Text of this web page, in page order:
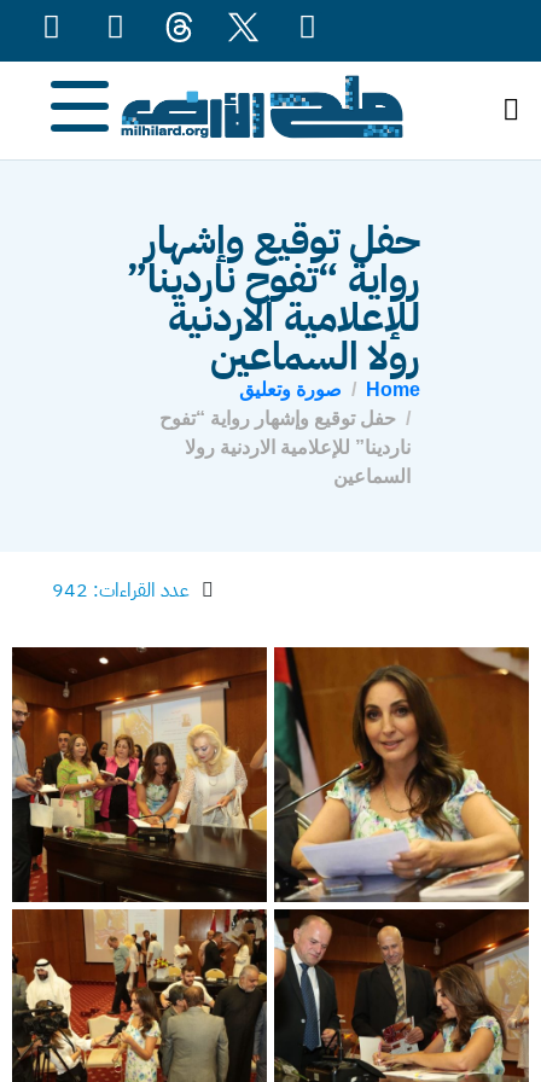
حفل توقيع وإشهار
رواية “تفوح ناردينا”
للإعلامية الاردنية
رولا السماعين
Home
صورة وتعليق
حفل توقيع وإشهار رواية “تفوح
ناردينا” للإعلامية الاردنية رولا
السماعين
عدد القراءات: 942